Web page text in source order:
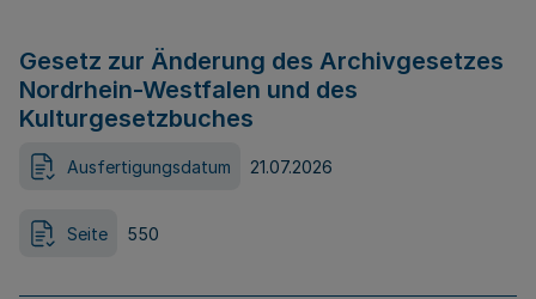
Gesetz zur Änderung des Archivgesetzes
Nordrhein-Westfalen und des
Kulturgesetzbuches
Ausfertigungsdatum 21.07.2026
Seite 550